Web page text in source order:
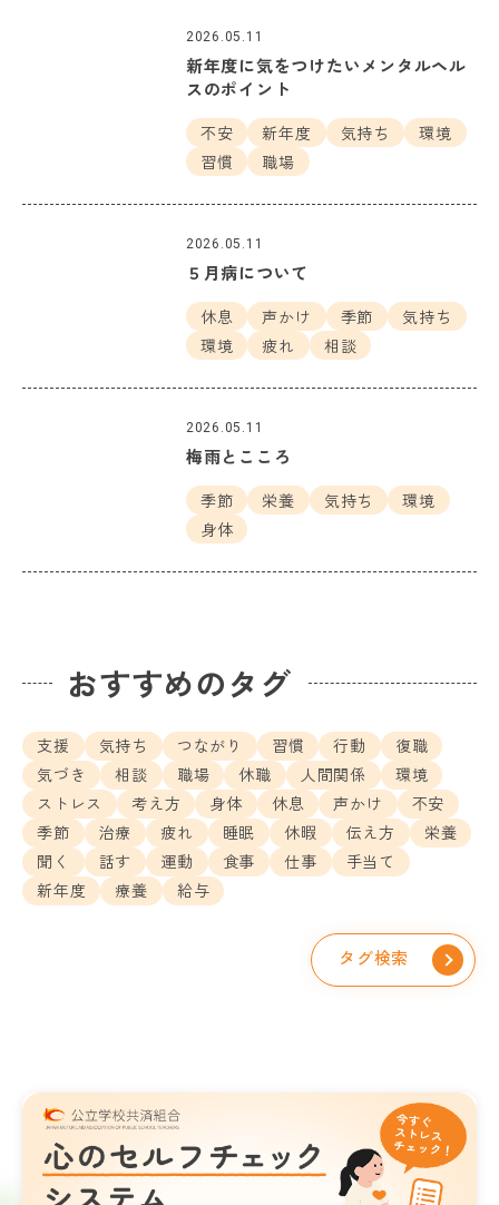
2026.05.11
新年度に気をつけたいメンタルヘル
スのポイント
不安 新年度 気持ち
環境
習慣
職場
2026.05.11
５月病について
休息 声かけ 季節
気持ち
環境
疲れ 相談
2026.05.11
梅雨とこころ
季節 栄養 気持ち
環境
身体
おすすめのタグ
支援 気持ち つながり 習慣 行動
復職
気づき
相談 職場 休職 人間関係
環境
ストレス
考え方 身体 休息 声かけ
不安
季節
治療 疲れ 睡眠 休暇 伝え方
栄養
聞く
話す 運動 食事 仕事
手当て
新年度
療養 給与
タグ検索